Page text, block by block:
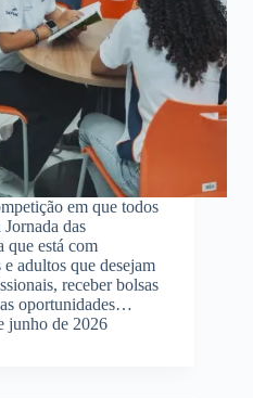
em que todos
Jornada das
que está com
adultos que desejam
receber bolsas
oportunidades…
junho de 2026